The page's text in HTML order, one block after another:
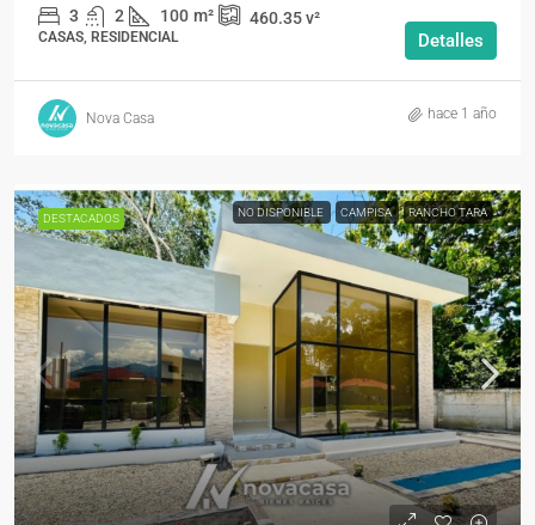
3 2 100 m² 460.35v²
CASAS, RESIDENCIAL Detalles
Nova Casa hace 1 año
DESTACADOS NO DISPONIBLE CAMPISA RANCHO TARA